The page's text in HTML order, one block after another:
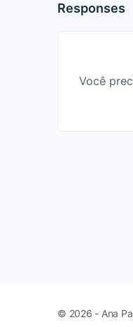
Responses
Você
© 2026 - Ana